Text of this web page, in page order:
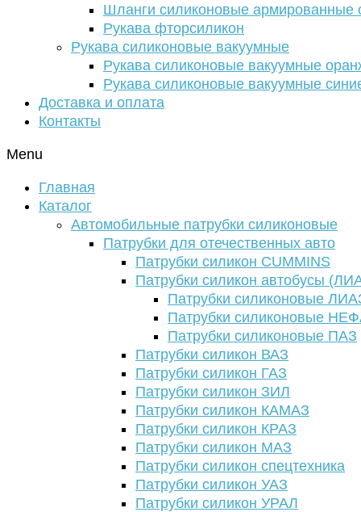
Шланги силиконовые армированные
Рукава фторсиликон
Рукава силиконовые вакуумные
Рукава силиконовые вакуумные
Рукава силиконовые вакуумные
Доставка и оплата
Контакты
Menu
Главная
Каталог
Автомобильные патрубки силиконовые
Патрубки для отечественных авто
Патрубки силикон CUMMINS
Патрубки силикон автобусы
Патрубки силиконовые
Патрубки силиконовые
Патрубки силиконовые ПАЗ
Патрубки силикон ВАЗ
Патрубки силикон ГАЗ
Патрубки силикон ЗИЛ
Патрубки силикон КАМАЗ
Патрубки силикон КРАЗ
Патрубки силикон МАЗ
Патрубки силикон спецтехника
Патрубки силикон УАЗ
Патрубки силикон УРАЛ